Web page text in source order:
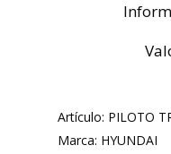
Artículo: PILOTO
Marca: HYUNDAI